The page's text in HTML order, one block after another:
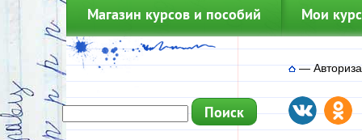
Магазин курсов и пособий Мои
—